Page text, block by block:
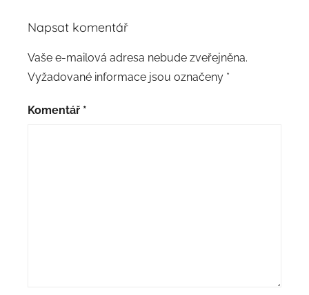
Napsat komentář
Vaše e-mailová adresa nebude zveřejněna.
Vyžadované informace jsou označeny *
Komentář *